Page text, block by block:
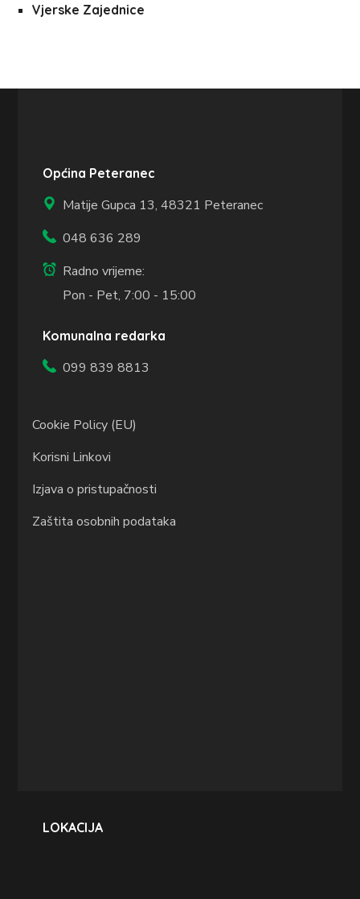
Vjerske Zajednice
Općina Peteranec
Matije Gupca 13,48321 Peteranec
048 636 289
Radno vrijeme:
Pon - Pet, 7:00 - 15:00
Komunalna redarka
099 839 8813
Cookie Policy (EU)
Korisni Linkovi
Izjava o pristupačnosti
Zaštita osobnih podataka
LOKACIJA